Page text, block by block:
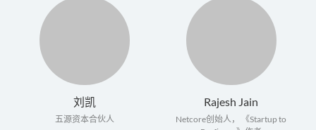
刘凯
五源资本合伙人
Rajesh Jain
Netcore创始人， 《Startup to